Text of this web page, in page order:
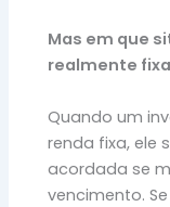
Mas em que
realmente
Quando um
renda fixa, ele
acordada se
vencimento.